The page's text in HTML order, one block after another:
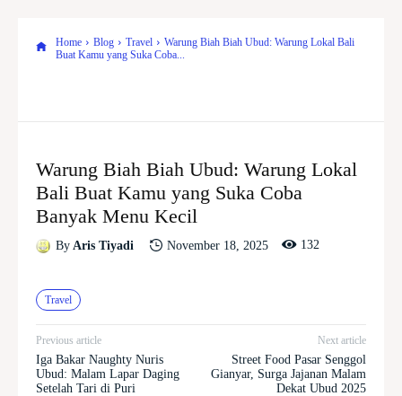
Home Blog Travel
Warung Biah Biah Ubud: Warung Lokal Bali
Buat Kamu yang Suka Coba...
Warung Biah Biah Ubud: Warung Lokal
Bali Buat Kamu yang Suka Coba
Banyak Menu Kecil
By Aris Tiyadi November 18, 2025 132
Travel
Previous article
Iga Bakar Naughty Nuris
Ubud: Malam Lapar Daging
Setelah Tari di Puri
Next article
Street Food Pasar Senggol
Gianyar, Surga Jajanan Malam
Dekat Ubud 2025